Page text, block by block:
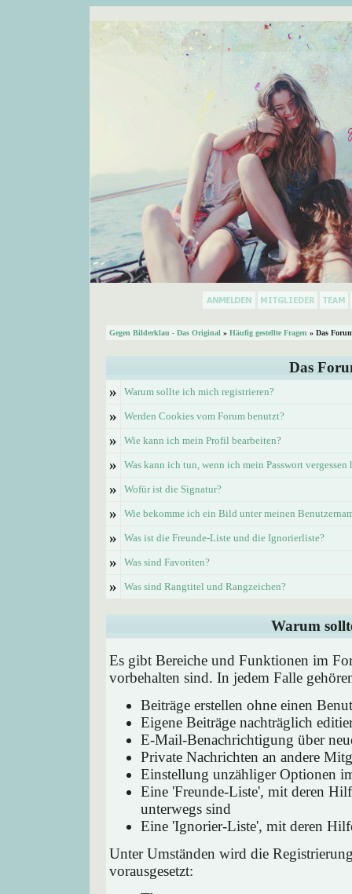
Gegen Bilderklau - Das Original » Häufig gestellte Fragen » Das
Das
»
Warum sollte ich mich registrieren?
» Werden Cookies vom Forum benutzt?
» Wie kann ich mein Profil bearbeiten?
» Was kann ich tun, wenn ich mein Passwort vergessen
» Wofür ist die Signatur?
» Wie bekomme ich ein Bild unter meinen
» Was ist die Freunde-Liste und die Ignorierliste?
» Was sind Favoriten?
» Was sind Rangtitel und Rangzeichen?
Warum
Es gibt Bereiche und Funktionen im
vorbehalten sind. In jedem Falle
Beiträge erstellen ohne einen
Eigene Beiträge nachträglich
E-Mail-Benachrichtigung über
Private Nachrichten an andere
Einstellung unzähliger Optionen
Eine 'Freunde-Liste', mit deren
unterwegs sind
Eine 'Ignorier-Liste', mit deren
Unter Umständen wird die
vorausgesetzt: